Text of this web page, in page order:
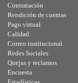
Contratación
Rendición de cuentas
Pago virtual
Calidad
Correo institucional
Redes Sociales
Quejas y reclamos
Encuesta